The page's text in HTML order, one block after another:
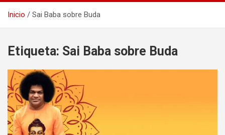
Inicio Sai Baba sobre Buda
Etiqueta: Sai Baba sobre Buda